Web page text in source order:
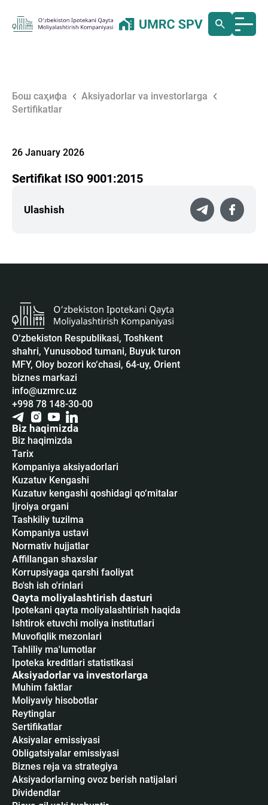
Бош саҳифа
Aksiyadorlar va investorlarga
Sertifikatlar
26 January 2026
Sertifikat ISO 9001:2015
Ulashish
O‘zbekiston Respublikasi, Toshkent
shahri, Yunusobod tumani, Buyuk turon
MFY, Oloy bozori ko‘chasi, 64-uy, Orient
biznes markazi
info@uzmrc.uz
+998 78 148-30-00
Biz haqimizda
Biz haqimizda
Tarix
Kompaniya aksiyadorlari
Kuzatuv Kengashi
Kuzatuv kengashi qoshidagi qo‘mitalar
Ijroiya organi
Tashkiliy tuzilma
Kompaniya ustavi
Normativ hujjatlar
Affillangan shaxslar
Korrupsiyaga qarshi faoliyat
Bo'sh ish o'rinlari
Qayta moliyalashtirish dasturi
Ipotekani qayta moliyalashtirish haqida
Ishtirok etuvchi moliya institutlari
Muvofiqlik mezonlari
Tahliliy ma'lumotlar
Ipoteka kreditlari statistikasi
Aksiyadorlar va investorlarga
Muhim faktlar
Moliyaviy hisobotlar
Reytinglar
Sertifikatlar
Аksiyalar emissiyasi
Obligatsiyalar emissiyasi
Biznes reja va strategiya
Aksiyadorlarning ovoz berish natijalari
Dividendlar